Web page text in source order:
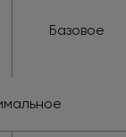
Базовое